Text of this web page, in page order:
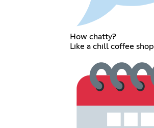
How chatty?
Like a chill coffee shop